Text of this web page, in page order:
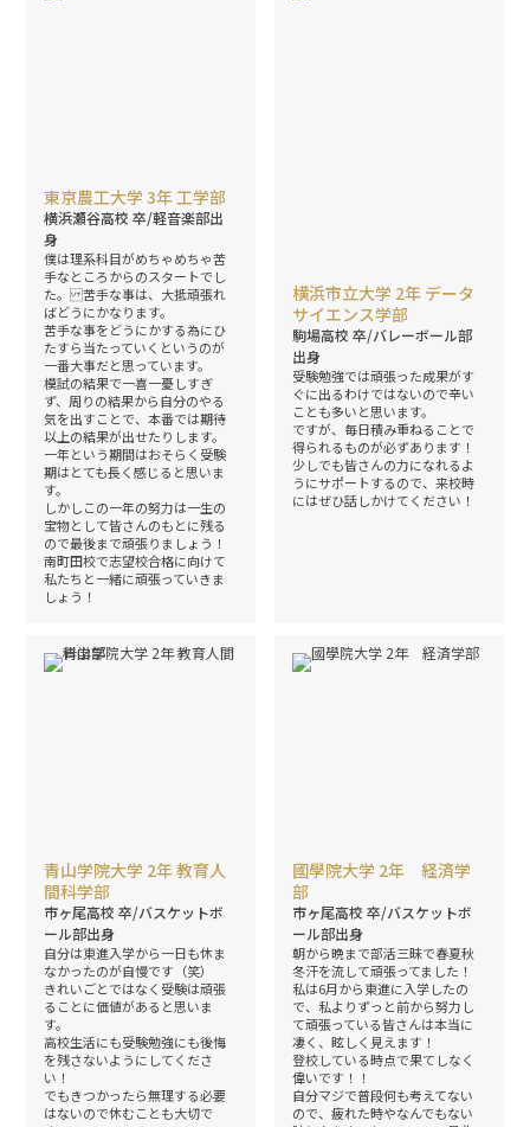
東京農工大学 3年 工学部
横浜瀬谷高校 卒/軽音楽部出
身
僕は理系科目がめちゃめちゃ苦
手なところからのスタートでし
た。 苦手な事は、大抵頑張れ
ばどうにかなります。
苦手な事をどうにかする為にひ
たすら当たっていくというのが
一番大事だと思っています。
模試の結果で一喜一憂しすぎ
ず、周りの結果から自分のやる
気を出すことで、本番では期待
以上の結果が出せたりします。
一年という期間はおそらく受験
期はとても長く感じると思いま
す。
しかしこの一年の努力は一生の
宝物として皆さんのもとに残る
ので最後まで頑張りましょう！
南町田校で志望校合格に向けて
私たちと一緒に頑張っていきま
しょう！
横浜市立大学 2年 データ
サイエンス学部
駒場高校 卒/バレーボール部
出身
受験勉強では頑張った成果がす
ぐに出るわけではないので辛い
ことも多いと思います。
ですが、毎日積み重ねることで
得られるものが必ずあります！
少しでも皆さんの力になれるよ
うにサポートするので、来校時
にはぜひ話しかけてください！
青山学院大学 2年 教育人
間科学部
市ヶ尾高校 卒/バスケットボ
ール部出身
自分は東進入学から一日も休ま
なかったのが自慢です（笑）
きれいごとではなく受験は頑張
ることに価値があると思いま
す。
高校生活にも受験勉強にも後悔
を残さないようにしてくださ
い！
でもきつかったら無理する必要
はないので休むことも大切で
國學院大学 2年 経済学
部
市ヶ尾高校 卒/バスケットボ
ール部出身
朝から晩まで部活三昧で春夏秋
冬汗を流して頑張ってました！
私は6月から東進に入学したの
で、私よりずっと前から努力し
て頑張っている皆さんは本当に
凄く、眩しく見えます！
登校している時点で果てしなく
偉いです！！
自分マジで普段何も考えてない
ので、疲れた時やなんでもない